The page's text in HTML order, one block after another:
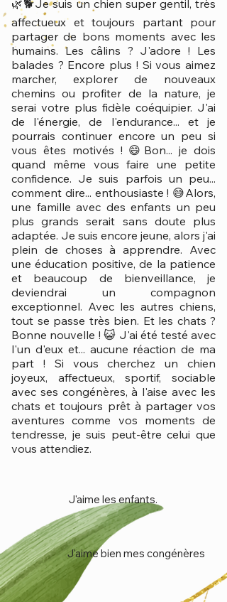
🌿🐕Je suis un chien super gentil, très
affectueux et toujours partant pour
partager de bons moments avec les
humains. Les câlins ? J'adore ! Les
balades ? Encore plus ! Si vous aimez
marcher, explorer de nouveaux
chemins ou profiter de la nature, je
serai votre plus fidèle coéquipier. J'ai
de l'énergie, de l'endurance... et je
pourrais continuer encore un peu si
vous êtes motivés ! 😄Bon... je dois
quand même vous faire une petite
confidence. Je suis parfois un peu...
comment dire... enthousiaste ! 😅Alors,
une famille avec des enfants un peu
plus grands serait sans doute plus
adaptée. Je suis encore jeune, alors j'ai
plein de choses à apprendre. Avec
une éducation positive, de la patience
et beaucoup de bienveillance, je
deviendrai un compagnon
exceptionnel. Avec les autres chiens,
tout se passe très bien. Et les chats ?
Bonne nouvelle ! 😺 J'ai été testé avec
l'un d'eux et... aucune réaction de ma
part ! Si vous cherchez un chien
joyeux, affectueux, sportif, sociable
avec ses congénères, à l'aise avec les
chats et toujours prêt à partager vos
aventures comme vos moments de
tendresse, je suis peut-être celui que
vous attendiez.
J'aime les enfants.
J'aime bien mes congénères